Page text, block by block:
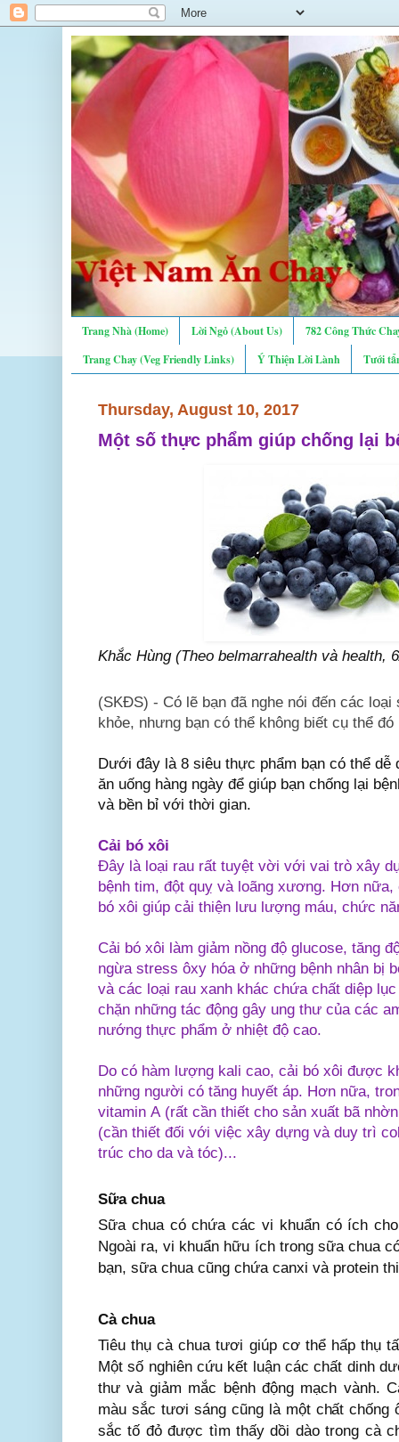
Trang Nhà (Home) Lời Ngỏ (About Us)
782 Công Thức
Trang Chay (Veg Friendly Links)
Ý Thiện Lời Lành Tưới
Thursday, August 10, 2017
Một số thực phẩm giúp chống lại
Khắc Hùng (Theo belmarrahealth và health,
(SKĐS) - Có lẽ bạn đã nghe nói đến các
khỏe, nhưng bạn có thể không biết cụ thể
Dưới đây là 8 siêu thực phẩm bạn có thể dễ
ăn uống hàng ngày để giúp bạn chống lại
và bền bỉ với thời gian.
Cải bó xôi
Đây là loại rau rất tuyệt vời với vai trò xây
bệnh tim, đột quỵ và loãng xương. Hơn
bó xôi giúp cải thiện lưu lượng máu, chức
Cải bó xôi làm giảm nồng độ glucose, tăng
ngừa stress ôxy hóa ở những bệnh nhân bị
và các loại rau xanh khác chứa chất diệp
chặn những tác động gây ung thư của các
nướng thực phẩm ở nhiệt độ cao.
Do có hàm lượng kali cao, cải bó xôi được
những người có tăng huyết áp. Hơn nữa,
vitamin A (rất cần thiết cho sản xuất bã
(cần thiết đối với việc xây dựng và duy trì
trúc cho da và tóc)...
Sữa chua
Sữa chua có chứa các vi khuẩn có ích
Ngoài ra, vi khuẩn hữu ích trong sữa chua
bạn, sữa chua cũng chứa canxi và protein
Cà chua
Tiêu thụ cà chua tươi giúp cơ thể hấp thụ
Một số nghiên cứu kết luận các chất dinh
thư và giảm mắc bệnh động mạch vành.
màu sắc tươi sáng cũng là một chất chống
sắc tố đỏ được tìm thấy dồi dào trong cà